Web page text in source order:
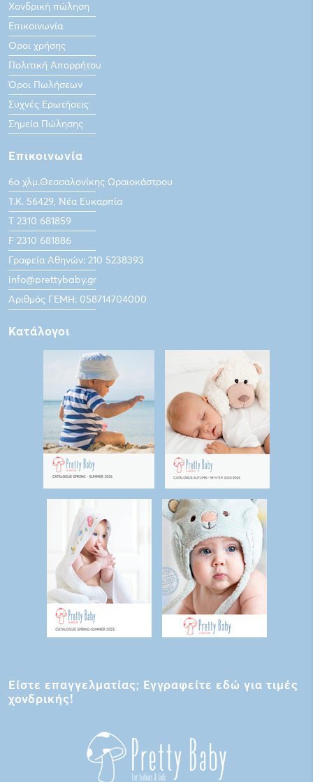
Χονδρική πώληση
Επικοινωνία
Οροι χρήσης
Πολιτική Απορρήτου
Όροι Πωλήσεων
Συχνές Ερωτήσεις
Σημεία Πώλησης
Επικοινωνία
6ο χλμ.Θεσσαλονίκης Ωραιοκάστρου
Τ.Κ. 56429, Νέα Ευκαρπία
Τ 2310 681859
F 2310 681886
Γραφεία Αθηνών: 210 5238393
info@prettybaby.gr
Αριθμός ΓΕΜΗ: 058714704000
Κατάλογοι
Είστε επαγγελματίας; Εγγραφείτε εδώ για τιμές
χονδρικής!